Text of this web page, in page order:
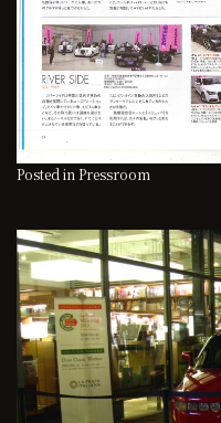
Posted in Pressroom